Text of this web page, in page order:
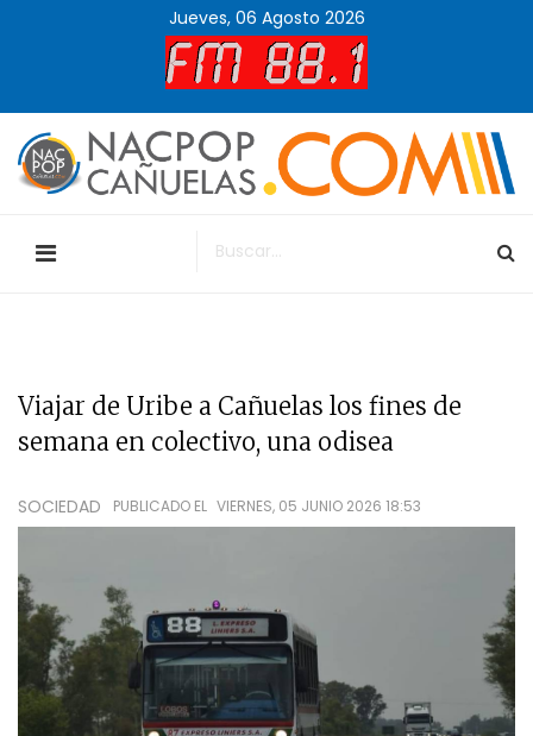
Jueves, 06 Agosto 2026
Viajar de Uribe a Cañuelas los fines de
semana en colectivo, una odisea
SOCIEDAD PUBLICADO EL VIERNES, 05 JUNIO 2026 18:53